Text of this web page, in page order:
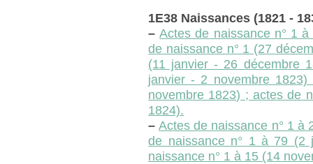
1E38 Naissances (1821 -
– Actes de naissance n° 1
de naissance n° 1 (27
(11 janvier - 26 décembre
janvier - 2 novembre
novembre 1823) ; actes de
1824).
– Actes de naissance n° 1 à
de naissance n° 1 à 79 (2
naissance n° 1 à 15 (14